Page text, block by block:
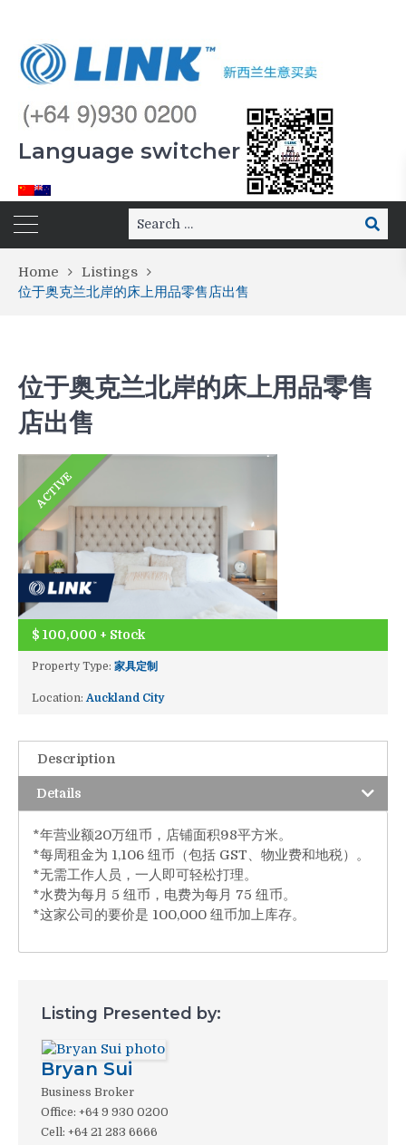
Language switcher
Home
Listings
位于奥克兰北岸的床上用品零售店出售
位于奥克兰北岸的床上用品零售
店出售
ACTIVE
$ 100,000 + Stock
Property Type: 家具定制
Location:Auckland City
Description
Details
*年营业额20万纽币，店铺面积98平方米。
*每周租金为 1,106 纽币（包括 GST、物业费和地税）。
*无需工作人员，一人即可轻松打理。
*水费为每月 5 纽币，电费为每月 75 纽币。
*这家公司的要价是 100,000 纽币加上库存。
Listing Presented by:
Bryan Sui
Business Broker
Office: +64 9 930 0200
Cell: +64 21 283 6666